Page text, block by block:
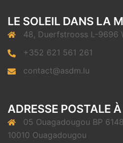
LE SOLEIL DANS LA
48, Duerfstrooss L-9696
+352 621 561 261
contact@asdm.lu
ADRESSE POSTALE
05 Ouagadougou BP
10010 Ouagadougou